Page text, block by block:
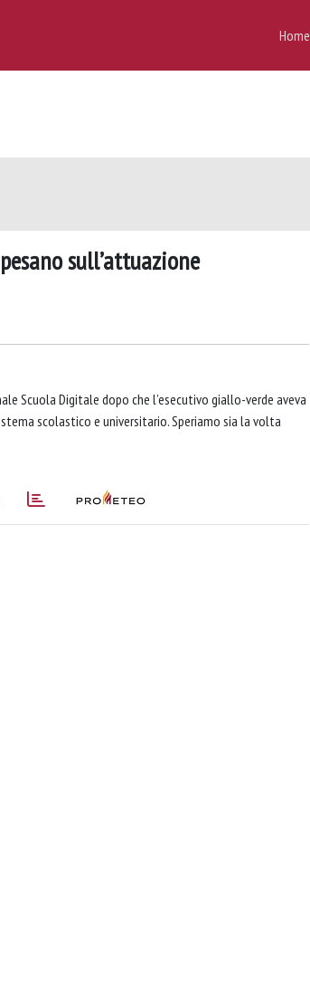
Home
sull’attuazione
Scuola Digitale dopo che l’esecutivo giallo-verde aveva
scolastico e universitario. Speriamo sia la volta